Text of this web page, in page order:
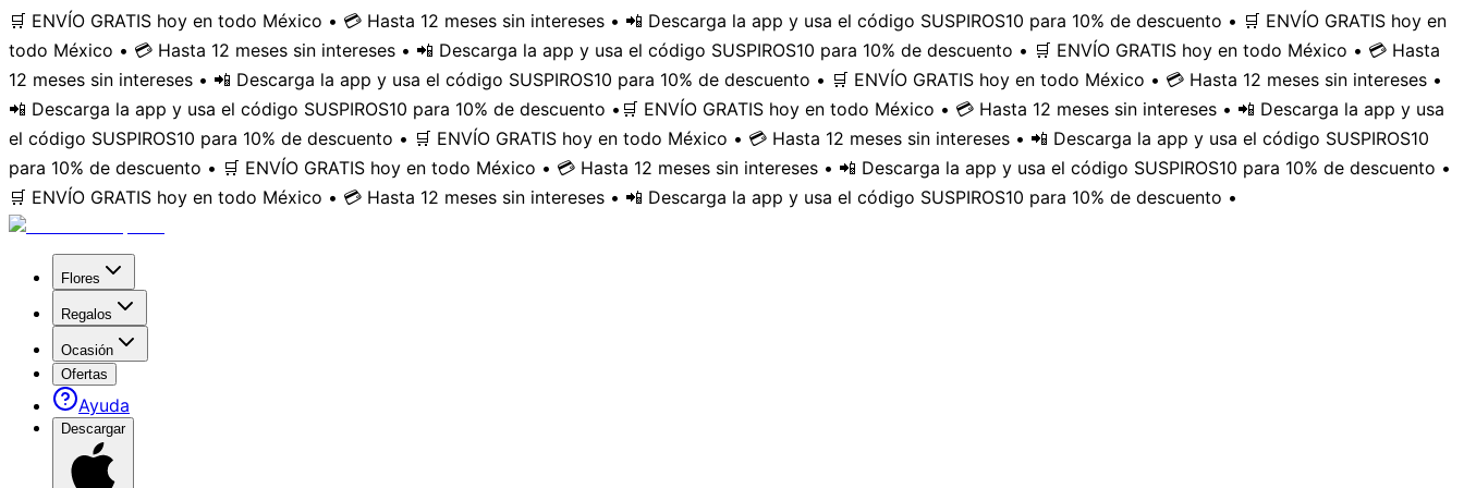
🛒 ENVÍO GRATIS hoy en todo México • 💳 Hasta 12 meses sin intereses • 📲 Descarga la app y usa el código SUSPIROS10 para 10% de descuento • 🛒 ENVÍO GRATIS hoy en
todo México • 💳 Hasta 12 meses sin intereses • 📲 Descarga la app y usa el código SUSPIROS10 para 10% de descuento • 🛒 ENVÍO GRATIS hoy en todo México • 💳 Hasta
12 meses sin intereses • 📲 Descarga la app y usa el código SUSPIROS10 para 10% de descuento • 🛒 ENVÍO GRATIS hoy en todo México • 💳 Hasta 12 meses sin intereses •
📲 Descarga la app y usa el código SUSPIROS10 para 10% de descuento • 🛒 ENVÍO GRATIS hoy en todo México • 💳 Hasta 12 meses sin intereses • 📲 Descarga la app y usa
el código SUSPIROS10 para 10% de descuento • 🛒 ENVÍO GRATIS hoy en todo México • 💳 Hasta 12 meses sin intereses • 📲 Descarga la app y usa el código SUSPIROS10
para 10% de descuento • 🛒 ENVÍO GRATIS hoy en todo México • 💳 Hasta 12 meses sin intereses • 📲 Descarga la app y usa el código SUSPIROS10 para 10% de descuento •
🛒 ENVÍO GRATIS hoy en todo México • 💳 Hasta 12 meses sin intereses • 📲 Descarga la app y usa el código SUSPIROS10 para 10% de descuento •
Flores
Regalos
Ocasión
Ofertas
Ayuda
Descargar